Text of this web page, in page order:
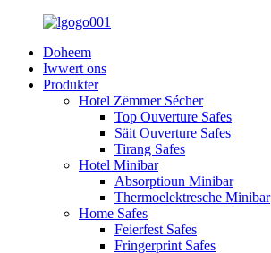
Doheem
Iwwert ons
Produkter
Hotel Zëmmer Sécher
Top Ouverture Safes
Säit Ouverture Safes
Tirang Safes
Hotel Minibar
Absorptioun Minibar
Thermoelektresche Minibar
Home Safes
Feierfest Safes
Fringerprint Safes